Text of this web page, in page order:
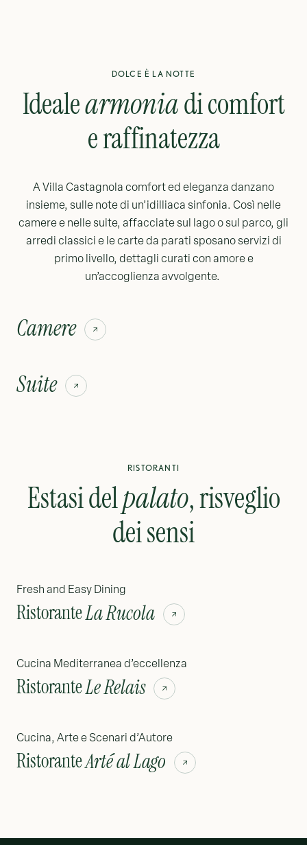
DOLCE È LA NOTTE
Idealearmoniadi comfort
e raffinatezza
A Villa Castagnola comfort ed eleganza danzano
insieme, sulle note di un’idilliaca sinfonia. Così nelle
camere e nelle suite, affacciate sul lago o sul parco, gli
arredi classici e le carte da parati sposano servizi di
primo livello, dettagli curati con amore e
un’accoglienza avvolgente.
Camere
Suite
RISTORANTI
Estasi delpalato, risveglio
dei sensi
Fresh and Easy Dining
RistoranteLa Rucola
Cucina Mediterranea d’eccellenza
RistoranteLe Relais
Cucina, Arte e Scenari d’Autore
RistoranteArté al Lago